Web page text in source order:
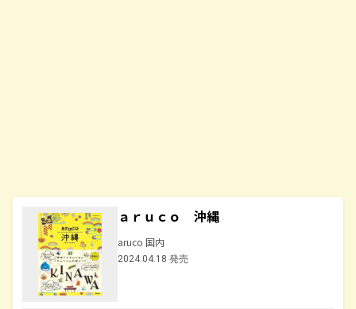
ａｒｕｃｏ 沖縄
aruco 国内
2024.04.18 発売